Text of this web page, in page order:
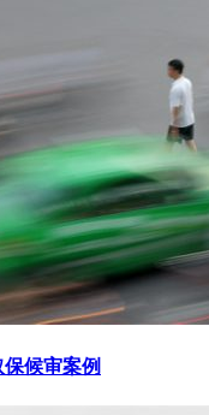
保候审案例